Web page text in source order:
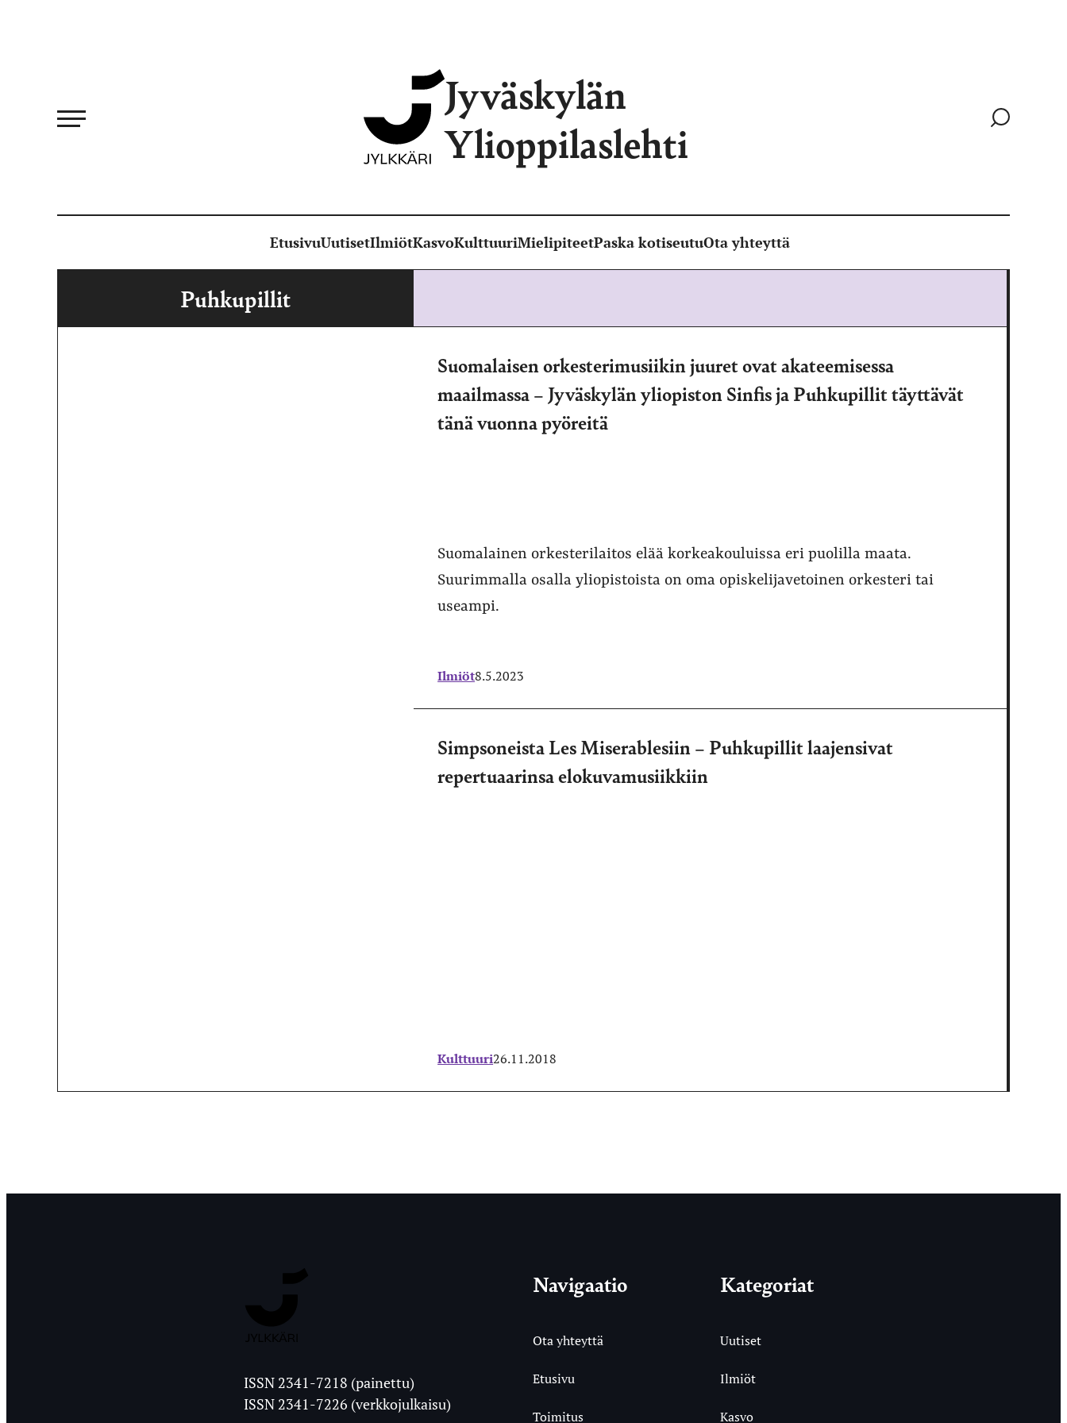
Jyväskylän
Ylioppilaslehti
Siirry
EtusivuUutisetIlmiötKasvoKulttuuriMielipiteetPaska kotiseutuOta yhteyttä
Puhkupillit
Suomalaisen orkesterimusiikin juuret ovat akateemisessa
maailmassa – Jyväskylän yliopiston Sinfis ja Puhkupillit täyttävät
tänä vuonna pyöreitä
Suomalainen orkesterilaitos elää korkeakouluissa eri puolilla maata.
Suurimmalla osalla yliopistoista on oma opiskelijavetoinen orkesteri tai
useampi.
Ilmiöt8.5.2023
Simpsoneista Les Miserablesiin – Puhkupillit laajensivat
repertuaarinsa elokuvamusiikkiin
Kulttuuri26.11.2018
Ylioppilaslehti
ISSN 2341-7218 (painettu)
ISSN 2341-7226 (verkkojulkaisu)
Navigaatio
Ota yhteyttä
Etusivu
Toimitus
Kategoriat
Uutiset
Ilmiöt
Kasvo